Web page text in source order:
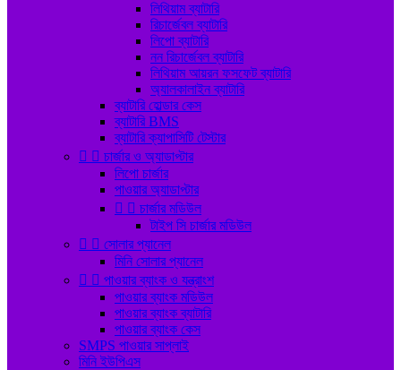
লিথিয়াম ব্যাটারি
রিচার্জেবল ব্যাটারি
লিপো ব্যাটারি
নন রিচার্জেবল ব্যাটারি
লিথিয়াম আয়রন ফসফেট ব্যাটারি
অ্যালকালাইন ব্যাটারি
ব্যাটারি হোল্ডার কেস
ব্যাটারি BMS
ব্যাটারি ক্যাপাসিটি টেস্টার
  চার্জার ও অ্যাডাপ্টার
লিপো চার্জার
পাওয়ার অ্যাডাপ্টার
  চার্জার মডিউল
টাইপ সি চার্জার মডিউল
  সোলার প্যানেল
মিনি সোলার প্যানেল
  পাওয়ার ব্যাংক ও যন্ত্রাংশ
পাওয়ার ব্যাংক মডিউল
পাওয়ার ব্যাংক ব্যাটারি
পাওয়ার ব্যাংক কেস
SMPS পাওয়ার সাপ্লাই
মিনি ইউপিএস